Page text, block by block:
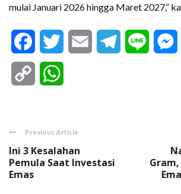
mulai Januari 2026 hingga Maret 2027,”
FacebookTwitter Email Telegram
Line
Copy
Previous Article
Ini 3 Kesalahan
Pemula Saat Investasi
Emas